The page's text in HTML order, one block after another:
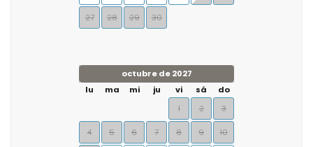
27 28 29 30
octubre de 2027
lu
ma mi ju vi sá
do
1
2 3
4 5 6 7 8 9 10